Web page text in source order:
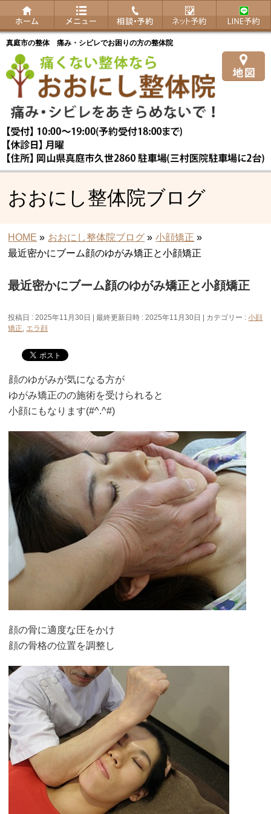
真庭市の整体 痛み・シビレでお困りの方の整体院
おおにし整体院ブログ
HOME » おおにし整体院ブログ » 小顔矯正 »
最近密かにブーム顔のゆがみ矯正と小顔矯正
最近密かにブーム顔のゆがみ矯正と小顔矯正
投稿日 : 2025年11月30日 最終更新日時 : 2025年11月30日 カテゴリー :小顔
矯正, エラ顔
顔のゆがみが気になる方が
ゆがみ矯正のの施術を受けられると
小顔にもなります(#^.^#)
顔の骨に適度な圧をかけ
顔の骨格の位置を調整し